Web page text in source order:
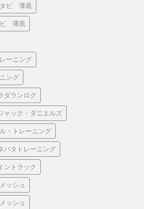
ビ 薄底
ビ 薄底
ーニング
ング
ダランログ
ャック・ダニエルズ
・トレーニング
バタトレーニング
ントラック
ッシュ
ッシュ